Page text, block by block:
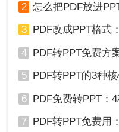
2 怎么把PDF放进PPT
3 PDF改成PPT格式：
4 PDF转PPT免费方案：4
5 PDF转PPT的3种核心路径
6 PDF免费转PPT：4种方
7 PDF转PPT免费用：4种途